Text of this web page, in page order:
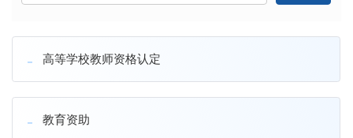
高等学校教师资格认定
教育资助